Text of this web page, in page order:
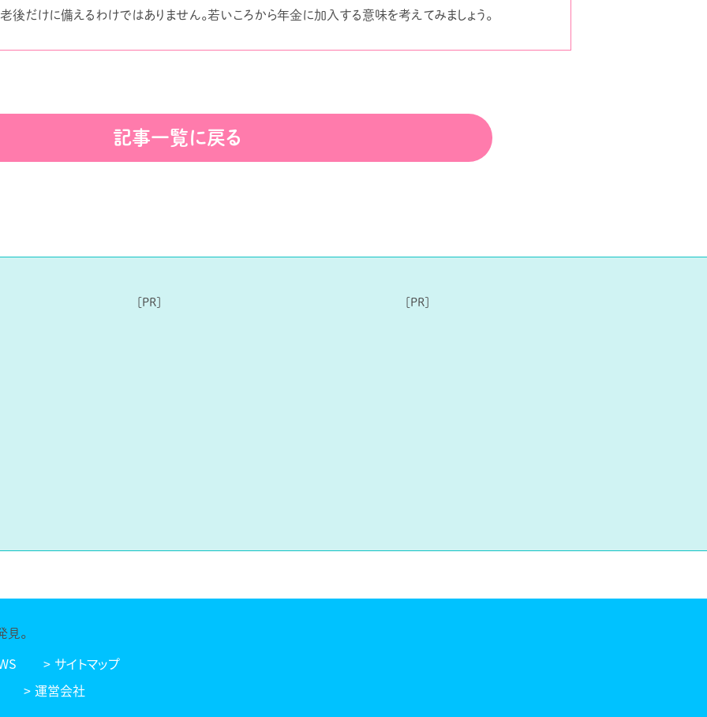
後だけに備えるわけではありません。若いころから年金に加入する意味を考えてみましょう。
記事一覧に戻る
見。
サイトマップ
運営会社